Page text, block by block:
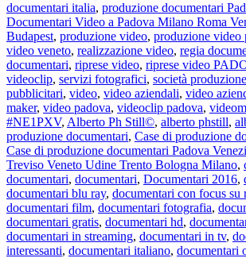
documentari italia, produzione documentari
Documentari Video a Padova Milano Roma
Budapest, produzione video, produzione video
video veneto, realizzazione video, regia
documentari, riprese video, riprese video
videoclip, servizi fotografici, società
pubblicitari, video, video aziendali, video
maker, video padova, videoclip padova,
#NE1PXV, Alberto Ph Still©, alberto phstill,
produzione documentari, Case di produzione
Case di produzione documentari Padova
Treviso Veneto Udine Trento Bologna Milano,
documentari, documentari, Documentari 2016,
documentari blu ray, documentari con focus su
documentari film, documentari fotografia,
documentari gratis, documentari hd,
documentari in streaming, documentari in tv,
interessanti, documentari italiano, documentari